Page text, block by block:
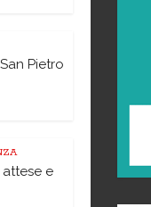
Pietro
e